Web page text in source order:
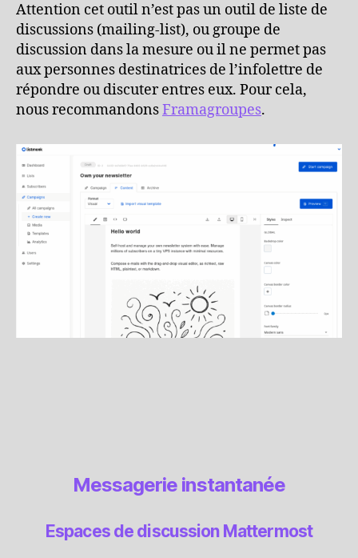
Attention cet outil n’est pas un outil de liste de
discussions (mailing-list), ou groupe de
discussion dans la mesure ou il ne permet pas
aux personnes destinatrices de l’infolettre de
répondre ou discuter entres eux. Pour cela,
nous recommandonsFramagroupes.
Messagerie instantanée
Espaces de discussion Mattermost